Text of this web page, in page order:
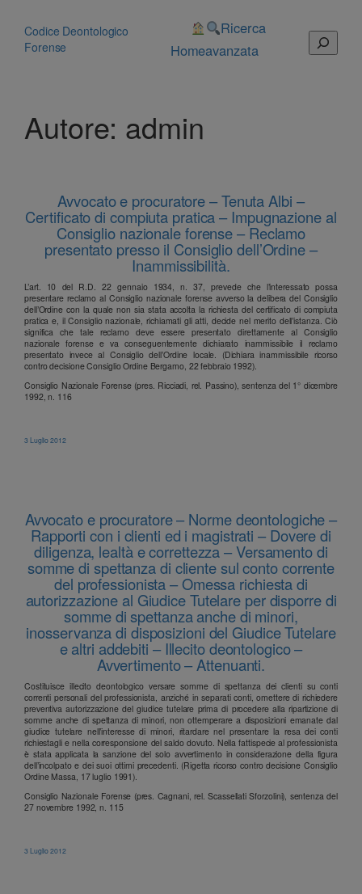
contenuto
Codice Deontologico
Forense
Home
Ricerca
avanzata
Cerca
Autore: admin
Avvocato e procuratore – Tenuta Albi –
Certificato di compiuta pratica – Impugnazione al
Consiglio nazionale forense – Reclamo
presentato presso il Consiglio dell’Ordine –
Inammissibilità.
L’art. 10 del R.D. 22 gennaio 1934, n. 37, prevede che l’interessato possa
presentare reclamo al Consiglio nazionale forense avverso la delibera del Consiglio
dell’Ordine con la quale non sia stata accolta la richiesta del certificato di compiuta
pratica e, il Consiglio nazionale, richiamati gli atti, decide nel merito dell’istanza. Ciò
significa che tale reclamo deve essere presentato direttamente al Consiglio
nazionale forense e va conseguentemente dichiarato inammissibile il reclamo
presentato invece al Consiglio dell’Ordine locale. (Dichiara inammissibile ricorso
contro decisione Consiglio Ordine Bergamo, 22 febbraio 1992).
Consiglio Nazionale Forense (pres. Ricciadi, rel. Passino), sentenza del 1° dicembre
1992, n. 116
3 Luglio 2012
Avvocato e procuratore – Norme deontologiche –
Rapporti con i clienti ed i magistrati – Dovere di
diligenza, lealtà e correttezza – Versamento di
somme di spettanza di cliente sul conto corrente
del professionista – Omessa richiesta di
autorizzazione al Giudice Tutelare per disporre di
somme di spettanza anche di minori,
inosservanza di disposizioni del Giudice Tutelare
e altri addebiti – Illecito deontologico –
Avvertimento – Attenuanti.
Costituisce illecito deontologico versare somme di spettanza dei clienti su conti
correnti personali del professionista, anziché in separati conti, omettere di richiedere
preventiva autorizzazione del giudice tutelare prima di procedere alla ripartizione di
somme anche di spettanza di minori, non ottemperare a disposizioni emanate dal
giudice tutelare nell’interesse di minori, ritardare nel presentare la resa dei conti
richiestagli e nella corresponsione del saldo dovuto. Nella fattispecie al professionista
è stata applicata la sanzione del solo avvertimento in considerazione della figura
dell’incolpato e dei suoi ottimi precedenti. (Rigetta ricorso contro decisione Consiglio
Ordine Massa, 17 luglio 1991).
Consiglio Nazionale Forense (pres. Cagnani, rel. Scassellati Sforzolini), sentenza del
27 novembre 1992, n. 115
3 Luglio 2012